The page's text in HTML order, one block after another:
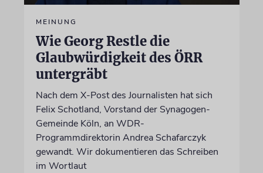
MEINUNG
Wie Georg Restle die
Glaubwürdigkeit des ÖRR
untergräbt
Nach dem X-Post des Journalisten hat sich
Felix Schotland, Vorstand der Synagogen-
Gemeinde Köln, an WDR-
Programmdirektorin Andrea Schafarczyk
gewandt. Wir dokumentieren das Schreiben
im Wortlaut